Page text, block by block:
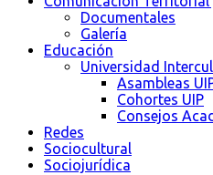
Documentales
Galería
Educación
Universidad
Asambleas
Cohortes UIP
Consejos
Redes
Sociocultural
Sociojurídica